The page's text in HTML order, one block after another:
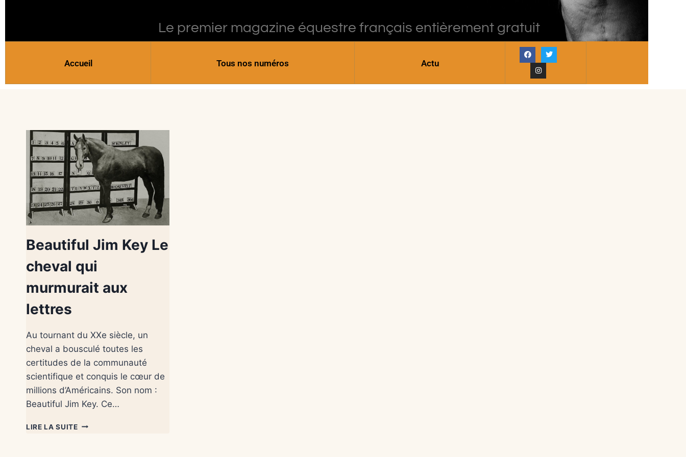
Le premier magazine équestre français entièrement gratuit
Accueil Tous nos numéros Actu
Beautiful Jim Key Le
cheval qui
murmurait aux
lettres
Au tournant du XXe siècle, un
cheval a bousculé toutes les
certitudes de la communauté
scientifique et conquis le cœur de
millions d’Américains. Son nom :
Beautiful Jim Key. Ce…
LIRE LA SUITE